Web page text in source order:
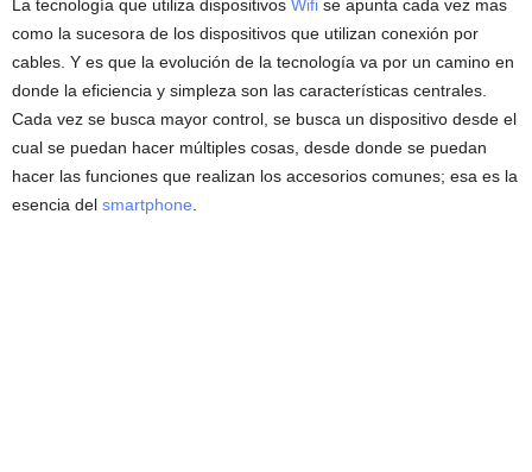
La tecnología que utiliza dispositivos Wifi se apunta cada vez mas
como la sucesora de los dispositivos que utilizan conexión por
cables. Y es que la evolución de la tecnología va por un camino en
donde la eficiencia y simpleza son las características centrales.
Cada vez se busca mayor control, se busca un dispositivo desde el
cual se puedan hacer múltiples cosas, desde donde se puedan
hacer las funciones que realizan los accesorios comunes; esa es la
esencia del smartphone